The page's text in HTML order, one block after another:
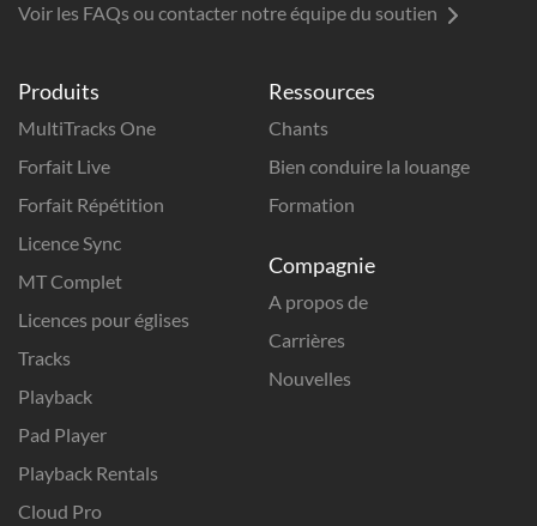
Produits
MultiTracks One
Forfait Live
Forfait Répétition
Licence Sync
MT Complet
Licences pour églises
Tracks
Playback
Pad Player
Playback Rentals
Cloud Pro
Ressources
Chants
Bien conduire la louange
Formation
Compagnie
A propos de
Carrières
Nouvelles
Voir les FAQs ou contacter notre équipe du soutien